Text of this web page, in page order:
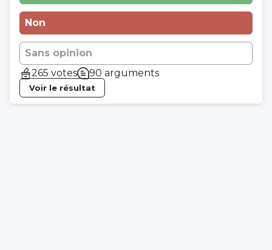
Non
Sans opinion
265 votes
90 arguments
Voir le résultat